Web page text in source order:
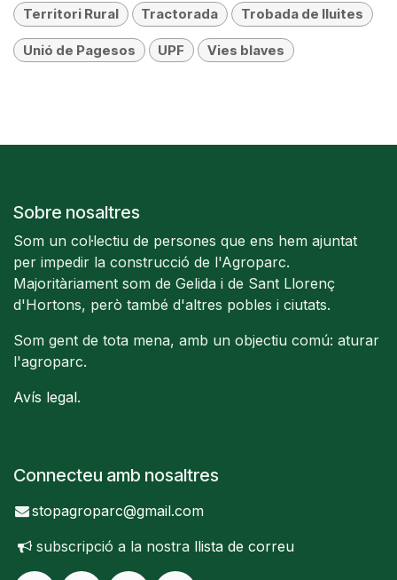
Territori Rural Tractorada Trobada de lluites
Unió de Pagesos UPF Vies blaves
Sobre nosaltres
Som un col·lectiu de persones que ens hem ajuntat
per impedir la construcció de l'Agroparc.
Majoritàriament som de Gelida i de Sant Llorenç
d'Hortons, però també d'altres pobles i ciutats.
Som gent de tota mena, amb un objectiu comú: aturar
l'agroparc.
Avís legal.
Connecteu amb nosaltres
stopagroparc@gmail.com
subscripció a la nostra llista de correu